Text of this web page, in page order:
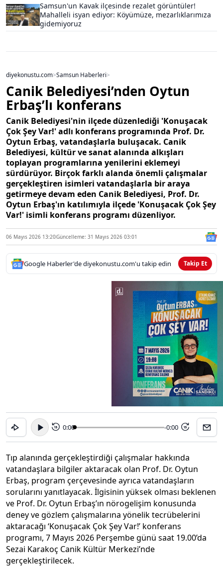
Samsun'un Kavak ilçesinde rezalet görüntüler!
Mahalleli isyan ediyor: Köyümüze, mezarlıklarımıza
gidemiyoruz
diyekonustu.com>Samsun Haberleri>
Canik Belediyesi’nden Oytun
Erbaş’lı konferans
Canik Belediyesi'nin ilçede düzenlediği 'Konuşacak
Çok Şey Var!' adlı konferans programında Prof. Dr.
Oytun Erbaş, vatandaşlarla buluşacak. Canik
Belediyesi, kültür ve sanat alanında alkışları
toplayan programlarına yenilerini eklemeyi
sürdürüyor. Birçok farklı alanda önemli çalışmalar
gerçekleştiren isimleri vatandaşlarla bir araya
getirmeye devam eden Canik Belediyesi, Prof. Dr.
Oytun Erbaş'ın katılımıyla ilçede 'Konuşacak Çok Şey
Var!' isimli konferans programı düzenliyor.
06 Mayıs 2026 13:20Güncelleme: 31 Mayıs 2026 03:01
Google Haberler'de diyekonustu.com'u takip edin Takip Et
15 0:00 -0:00 15
Tıp alanında gerçekleştirdiği çalışmalar hakkında
vatandaşlara bilgiler aktaracak olan Prof. Dr. Oytun
Erbaş, program çerçevesinde ayrıca vatandaşların
sorularını yanıtlayacak. İlgisinin yüksek olması beklenen
ve Prof. Dr. Oytun Erbaş’ın nörogelişim konusunda
deney ve gözlem çalışmalarına yönelik tecrübelerini
aktaracağı ‘Konuşacak Çok Şey Var!’ konferans
programı, 7 Mayıs 2026 Perşembe günü saat 19.00’da
Sezai Karakoç Canik Kültür Merkezi’nde
gerçekleştirilecek.